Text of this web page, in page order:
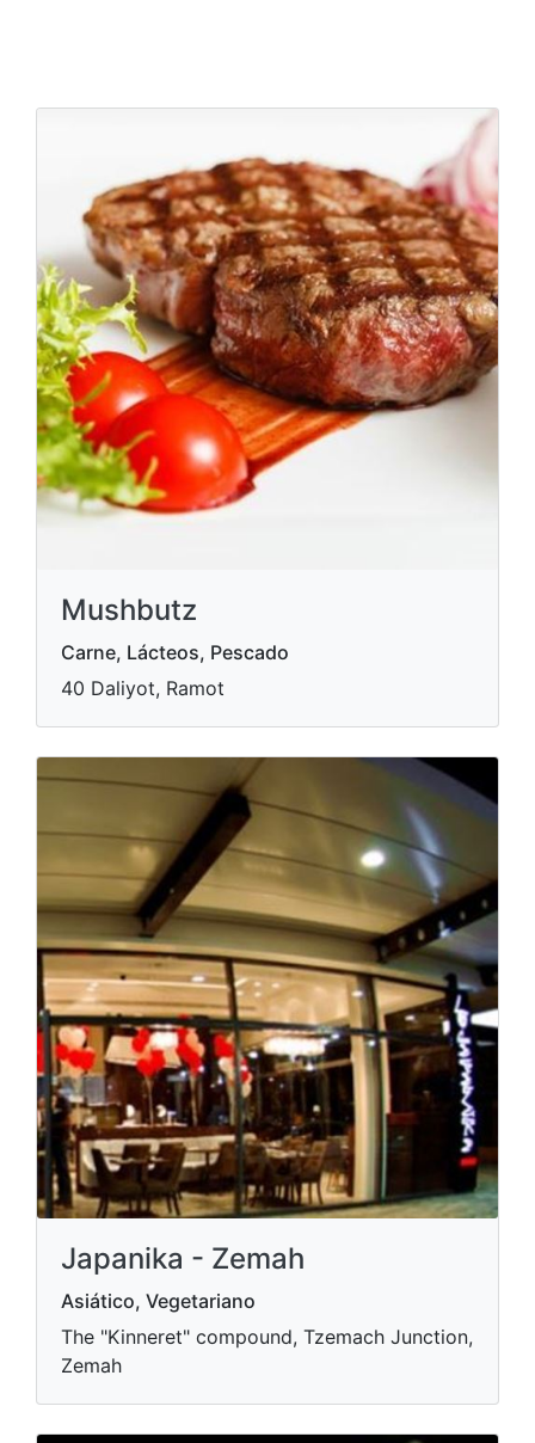
Mushbutz
Carne, Lácteos, Pescado
40 Daliyot, Ramot
Japanika - Zemah
Asiático, Vegetariano
The "Kinneret" compound, Tzemach Junction,
Zemah